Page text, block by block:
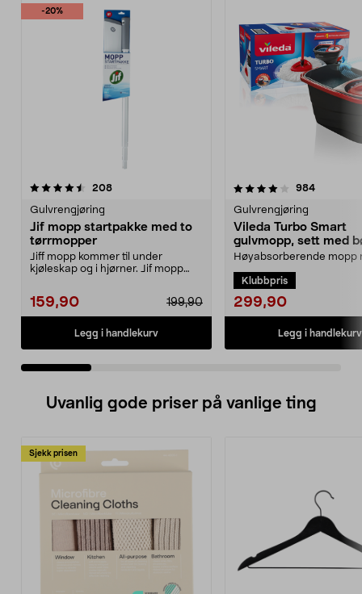
-20%
208anmeldelser
Gulvrengjøring
Jif mopp startpakke med to
tørrmopper
Jiff mopp kommer til under
kjøleskap og i hjørner. Jif mopp
159,90 199,90
Legg i handlekurv
4.0 av 5 stjerner 984
Gulvrengjøring
Vileda Turbo Smart
gulvmopp, sett med
utvrider
Høyabsorberende mopp
Smart mopp med bøtte ...
Klubbpris
299,90
Legg i handlekurv
4.5 av 5 stjerner
Uvanlig gode priser på vanlige ting
Sjekk prisen